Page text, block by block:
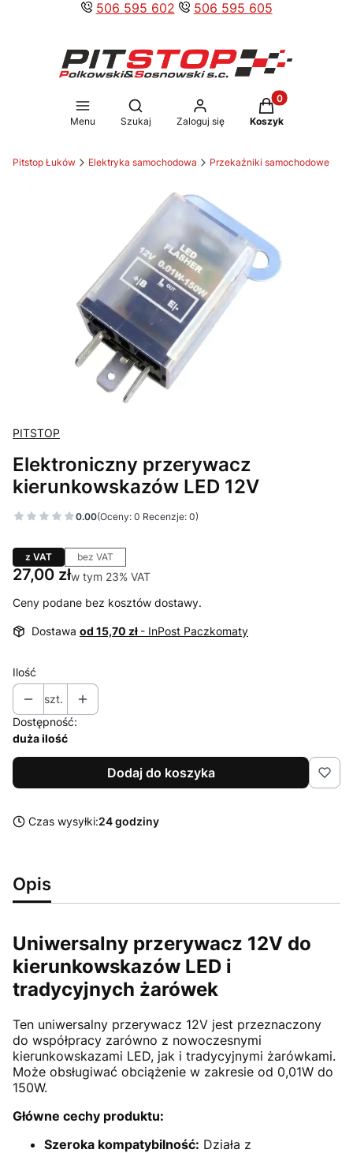
506 595 602 506 595 605
Menu
Otwórz wyszukiwarkę
Szukaj Zaloguj się
Produkty w
Koszyk
Pitstop Łuków Elektryka samochodowa Przekaźniki samochodowe
PITSTOP
Elektroniczny przerywacz
kierunkowskazów LED 12V
0.00(Oceny: 0 Recenzje: 0)
z VAT bez VAT
Cena
27,00 złw tym 23% VAT
w tym 23% VAT
Ceny podane bez kosztów dostawy.
Dostawa od 15,70 zł - InPost Paczkomaty
Ilość
szt.
Dostępność:
duża ilość
Dodaj do koszyka
Czas wysyłki:24 godziny
Opis
Uniwersalny przerywacz 12V do
kierunkowskazów LED i
tradycyjnych żarówek
Ten uniwersalny przerywacz 12V jest przeznaczony
do współpracy zarówno z nowoczesnymi
kierunkowskazami LED, jak i tradycyjnymi żarówkami.
Może obsługiwać obciążenie w zakresie od 0,01W do
150W.
Główne cechy produktu:
Szeroka kompatybilność: Działa z